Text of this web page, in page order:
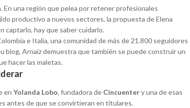
una región que pelea por retener profesionales
productivo a nuevos sectores, la propuesta de Elena
captarlo, hay que saber cuidarlo.
e Italia, una comunidad de más de 21.800 seguidores
blog, Arnaiz demuestra que también se puede construir un
hacer las maletas.
en Yolanda Lobo, fundadora de Cincuentery una de esas
antes de que se convirtieran en titulares.